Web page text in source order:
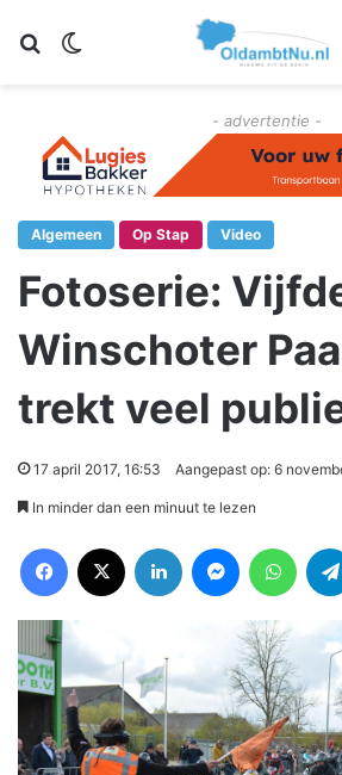
Zoeken
- advertentie -
Algemeen Op Stap Video
Fotoserie:
Winschoter
trekt veel
17 april 2017, 16:53 Aangepast op: 6
In minder dan een minuut te lezen